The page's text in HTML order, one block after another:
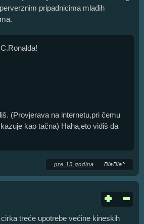
pripadnicima mlađih
(Provjerava na internetu,pri čemu
kao tačna) Haha,eto vidiš da
pre 15 godina BlaBla^
treće upotrebe većine kineskih